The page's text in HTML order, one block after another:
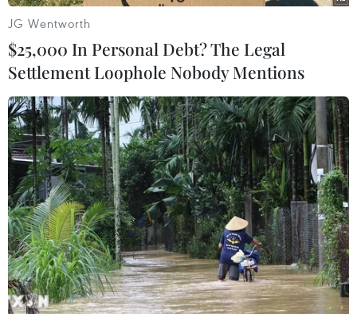
Theo dõi VietnamPlus
TIN LIÊN QUAN
JG Wentworth
$25,000 In Personal Debt? The Legal
Settlement Loophole Nobody Mentions